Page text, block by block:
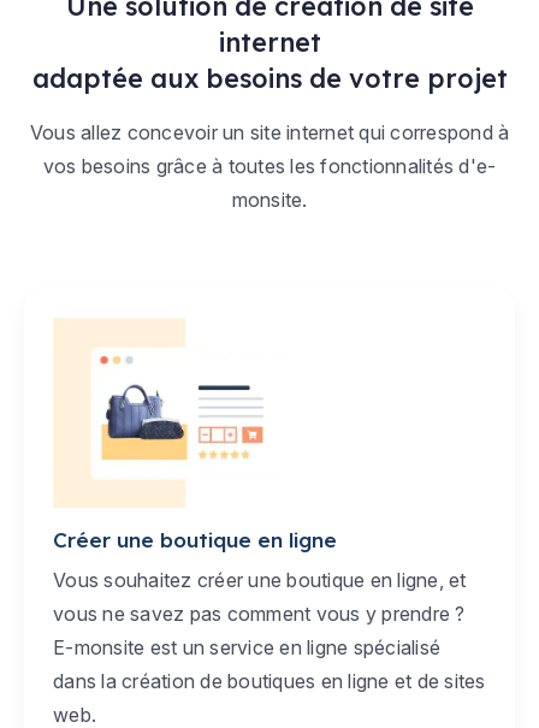
internet
adaptée aux besoins de votre projet
Vous allez concevoir un site internet qui correspond à
vos besoins grâce à toutes les fonctionnalités d'e-
monsite.
Créer une boutique en ligne
Vous souhaitez créer une boutique en ligne, et
vous ne savez pas comment vous y prendre ?
E-monsite est un service en ligne spécialisé
dans la création de boutiques en ligne et de sites
web.